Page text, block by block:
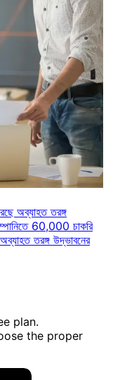
অব্যাহত তরঙ্গ
60,000 চাকরি
তরঙ্গ উদ্ভাবনের
plan.
the proper